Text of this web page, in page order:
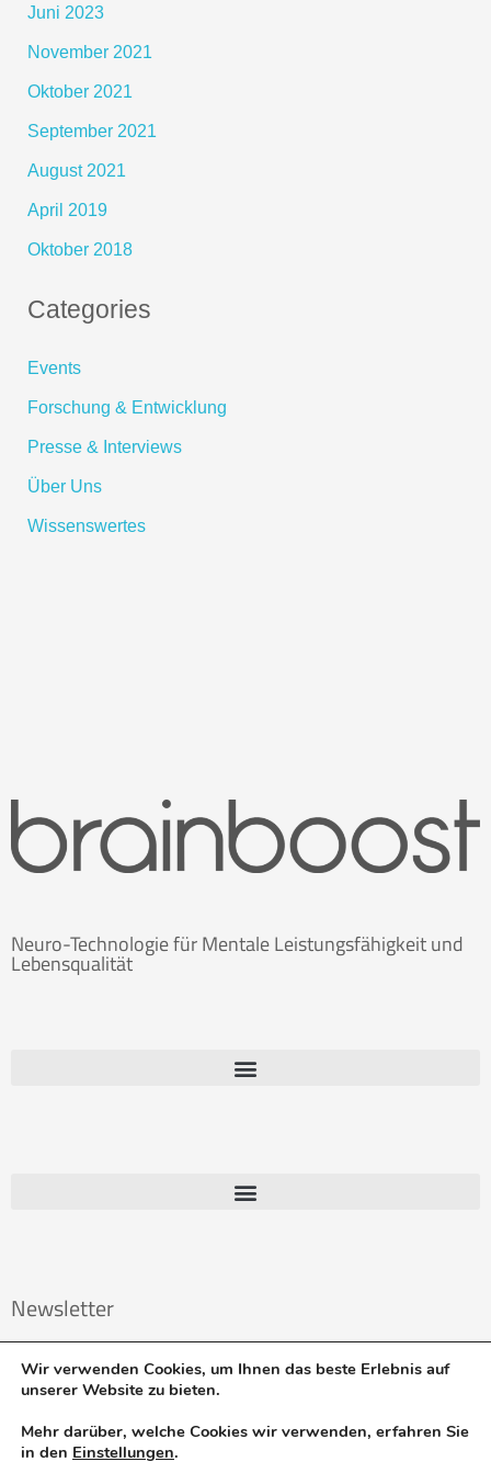
Juni 2023
November 2021
Oktober 2021
September 2021
August 2021
April 2019
Oktober 2018
Categories
Events
Forschung & Entwicklung
Presse & Interviews
Über Uns
Wissenswertes
Neuro-Technologie für Mentale Leistungsfähigkeit und
Lebensqualität
Newsletter
Email
Wir verwenden Cookies, um Ihnen das beste Erlebnis auf
unserer Website zu bieten.
Mehr darüber, welche Cookies wir verwenden, erfahren Sie
in den Einstellungen.